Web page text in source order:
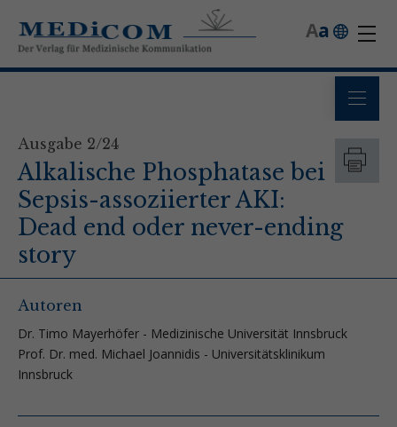
a
A
Ausgabe 2/24
Alkalische Phosphatase bei
Sepsis-assoziierter AKI:
Dead end oder never-ending
story
Autoren
Dr. Timo Mayerhöfer - Medizinische Universität Innsbruck
Prof. Dr. med. Michael Joannidis - Universitätsklinikum
Innsbruck